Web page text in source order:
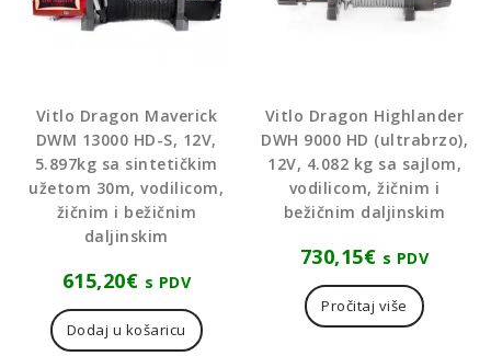
Vitlo Dragon Maverick
DWM 13000 HD-S, 12V,
5.897kg sa sintetičkim
užetom 30m, vodilicom,
žičnim i bežičnim
daljinskim
615,20€ s PDV
Dodaj u košaricu
Vitlo Dragon Highlander
DWH 9000 HD (ultrabrzo),
12V, 4.082 kg sa sajlom,
vodilicom, žičnim i
bežičnim daljinskim
730,15€ s PDV
Pročitaj više